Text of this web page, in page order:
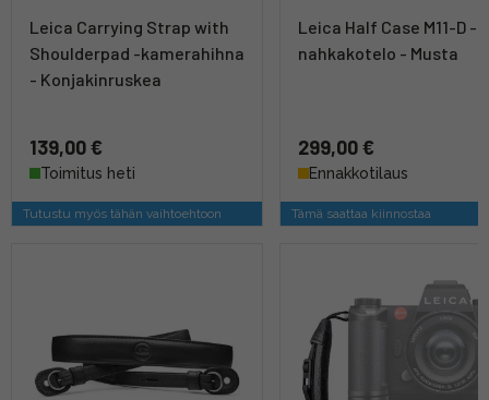
Leica Carrying Strap with
Shoulderpad -kamerahihna
- Konjakinruskea
139,00 €
Toimitus heti
Tutustu myös tähän vaihtoehtoon
Leica Half Case M11-D -
nahkakotelo - Musta
299,00 €
Ennakkotilaus
Tämä saattaa kiinnostaa